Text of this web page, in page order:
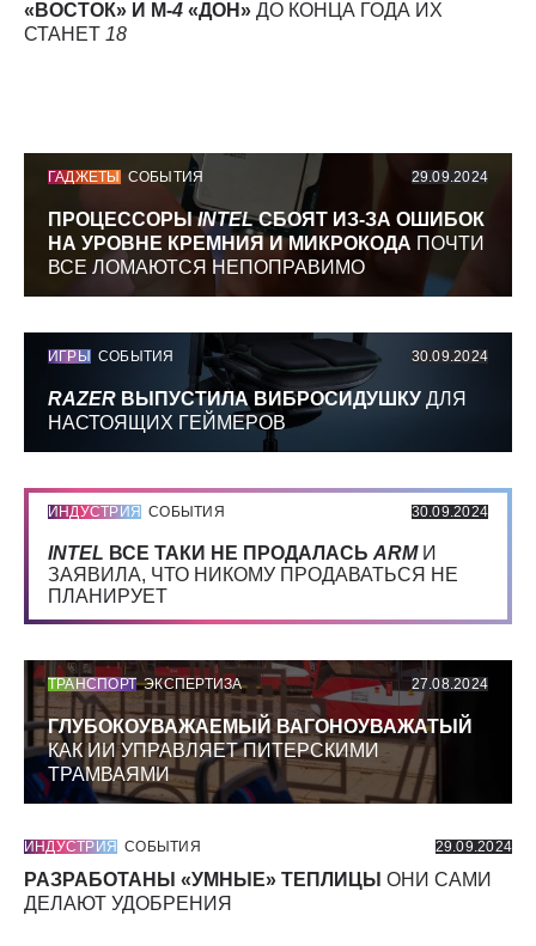
«ВОСТОК» И М-4 «ДОН» ДО КОНЦА ГОДА ИХ
СТАНЕТ 18
ГАДЖЕТЫ СОБЫТИЯ 29.09.2024
ПРОЦЕССОРЫINTELСБОЯТ ИЗ-ЗА ОШИБОК
НА УРОВНЕ КРЕМНИЯ И МИКРОКОДА ПОЧТИ
ВСЕ ЛОМАЮТСЯ НЕПОПРАВИМО
ИГРЫ СОБЫТИЯ 30.09.2024
RAZER ВЫПУСТИЛА ВИБРОСИДУШКУ ДЛЯ
НАСТОЯЩИХ ГЕЙМЕРОВ
ИНДУСТРИЯ СОБЫТИЯ 30.09.2024
INTEL ВСЕ ТАКИ НЕ ПРОДАЛАСЬ ARMИ
ЗАЯВИЛА, ЧТО НИКОМУ ПРОДАВАТЬСЯ НЕ
ПЛАНИРУЕТ
ТРАНСПОРТ ЭКСПЕРТИЗА 27.08.2024
ГЛУБОКОУВАЖАЕМЫЙ ВАГОНОУВАЖАТЫЙ
КАК ИИ УПРАВЛЯЕТ ПИТЕРСКИМИ
ТРАМВАЯМИ
ИНДУСТРИЯ СОБЫТИЯ 29.09.2024
РАЗРАБОТАНЫ «УМНЫЕ» ТЕПЛИЦЫ ОНИ САМИ
ДЕЛАЮТ УДОБРЕНИЯ